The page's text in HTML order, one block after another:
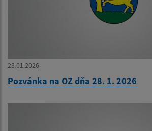
23.01.2026
Pozvánka na OZ dňa 28. 1. 2026